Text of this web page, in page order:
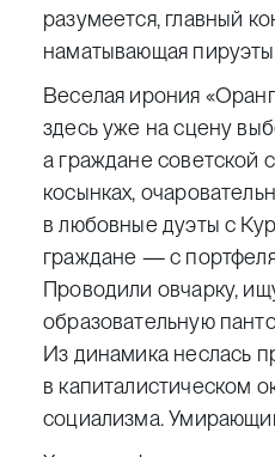
разумеется, главный
наматывающая
Веселая ирония
здесь уже на сцену
а граждане
косынках,
в любовные дуэты с
граждане — с
Проводили овчарку,
образовательную
Из динамика неслась
в капиталистическом
социализма.